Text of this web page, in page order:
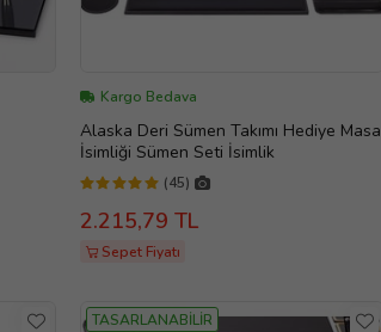
Kargo Bedava
Alaska Deri Sümen Takımı Hediye Masa
İsimliği Sümen Seti İsimlik
(45)
2.215,79 TL
Sepet Fiyatı
TASARLANABİLİR